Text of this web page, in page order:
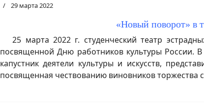
29 марта 2022
«Новый поворот» в
25 марта 2022 г. студенческий театр
посвященной Дню работников культуры России.
капустник деятели культуры и искусств,
посвященная чествованию виновников торжества